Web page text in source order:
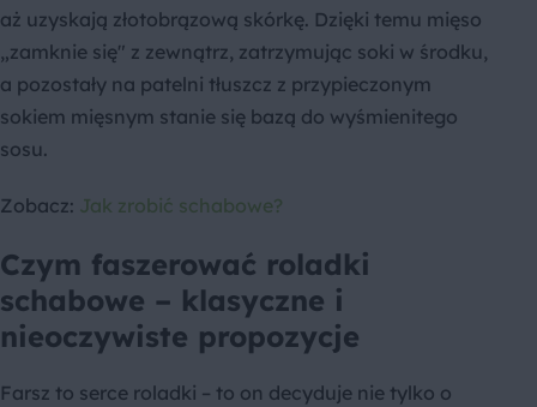
aż uzyskają złotobrązową skórkę. Dzięki temu mięso
„zamknie się" z zewnątrz, zatrzymując soki w środku,
a pozostały na patelni tłuszcz z przypieczonym
sokiem mięsnym stanie się bazą do wyśmienitego
sosu.
Zobacz: Jak zrobić schabowe?
Czym faszerować roladki
schabowe – klasyczne i
nieoczywiste propozycje
Farsz to serce roladki – to on decyduje nie tylko o